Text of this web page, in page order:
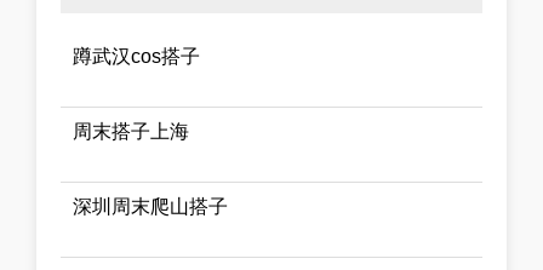
蹲武汉cos搭子
周末搭子上海
深圳周末爬山搭子